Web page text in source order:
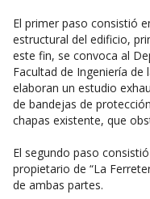
El primer paso consistió
estructural del edificio,
este fin, se convoca al
Facultad de Ingeniería de
elaboran un estudio
de bandejas de
chapas existente, que
El segundo paso
propietario de “La
de ambas partes.